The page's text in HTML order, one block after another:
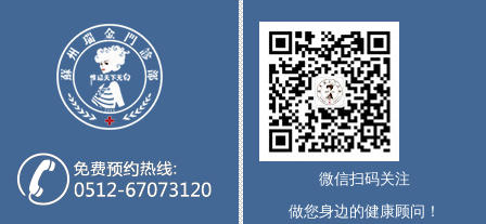
微信扫码关注
做您身边的健康顾问！